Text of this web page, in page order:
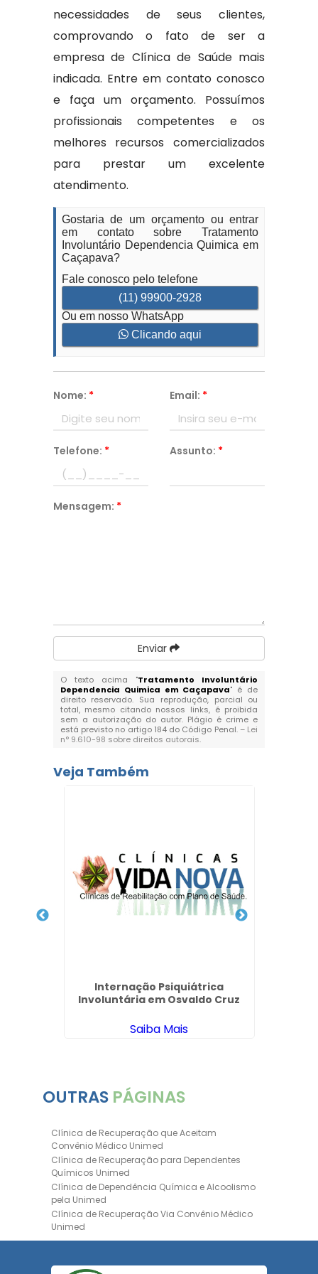
necessidades de seus clientes,
comprovando o fato de ser a
empresa de Clínica de Saúde mais
indicada. Entre em contato conosco
e faça um orçamento. Possuímos
profissionais competentes e os
melhores recursos comercializados
para prestar um excelente
atendimento.
Gostaria de um orçamento ou entrar
em contato sobre Tratamento
Involuntário Dependencia Quimica em
Caçapava?
Fale conosco pelo telefone
(11) 99900-2928
Ou em nosso WhatsApp
Clicando aqui
Nome: * Email: *
Telefone: * Assunto: *
Mensagem: *
Enviar
O texto acima "Tratamento Involuntário
Dependencia Quimica em Caçapava" é de
direito reservado. Sua reprodução, parcial ou
total, mesmo citando nossos links, é proibida
sem a autorização do autor. Plágio é crime e
está previsto no artigo 184 do Código Penal. – Lei
n° 9.610-98 sobre direitos autorais.
Veja Também
Internação Psiquiátrica
Involuntária em Osvaldo Cruz
Saiba Mais
OUTRAS PÁGINAS
Clínica de Recuperação que Aceitam
Convênio Médico Unimed
Clínica de Recuperação para Dependentes
Químicos Unimed
Clínica de Dependência Química e Alcoolismo
pela Unimed
Clínica de Recuperação Via Convênio Médico
Unimed
Clínica de Recuperação Convênio Bradesco
Bradesco Saúde